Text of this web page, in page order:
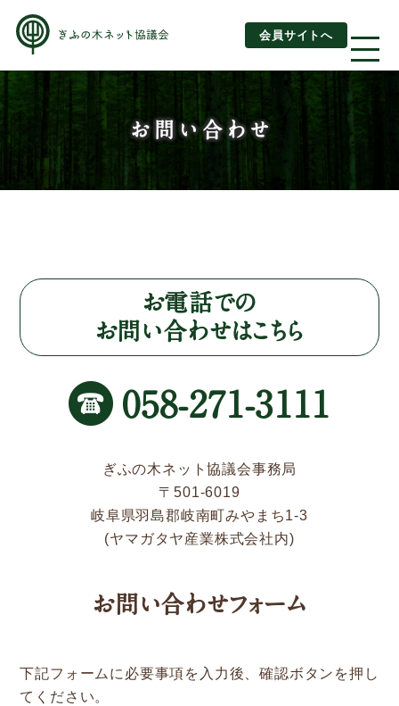
会員サイトへ
About us
ぎふの木ネットとは
はじめてご利用されるお客様へ
運営団体情報
新着情報
Service
ぎふの木ネットの家づくり
補助金・お得情報
お問い合わせ
お電話での
お問い合わせはこちら
058-271-3111
ぎふの木ネット協議会事務局
〒501-6019
岐阜県羽島郡岐南町みやまち1-3
(ヤマガタヤ産業株式会社内)
お問い合わせフォーム
下記フォームに必要事項を入力後、確認ボタンを押し
てください。